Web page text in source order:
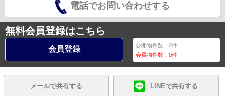
電話でお問い合わせする
無料会員登録はこちら
会員登録 公開物件数：0件
会員物件数：0件
メールで共有する LINEで共有する